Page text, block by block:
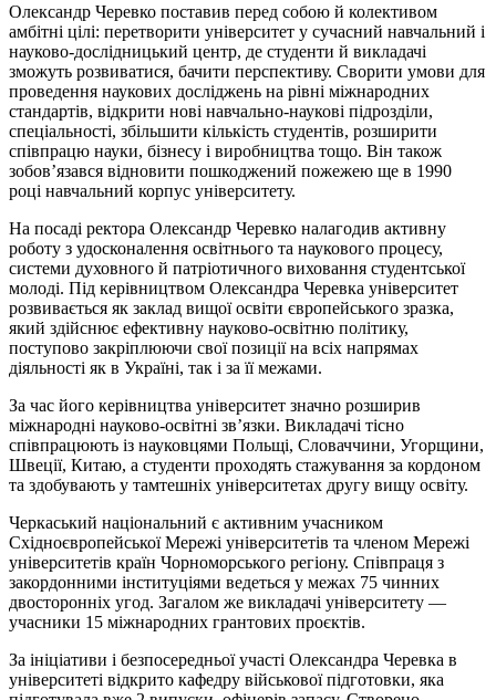
Олександр Черевко поставив перед собою й колективом
амбітні цілі: перетворити університет у сучасний навчальний і
науково-дослідницький центр, де студенти й викладачі
зможуть розвиватися, бачити перспективу. Сворити умови для
проведення наукових досліджень на рівні міжнародних
стандартів, відкрити нові навчально-наукові підрозділи,
спеціальності, збільшити кількість студентів, розширити
співпрацю науки, бізнесу і виробництва тощо. Він також
зобов’язався відновити пошкоджений пожежею ще в 1990
році навчальний корпус університету.
На посаді ректора Олександр Черевко налагодив активну
роботу з удосконалення освітнього та наукового процесу,
системи духовного й патріотичного виховання студентської
молоді. Під керівництвом Олександра Черевка університет
розвивається як заклад вищої освіти європейського зразка,
який здійснює ефективну науково-освітню політику,
поступово закріплюючи свої позиції на всіх напрямах
діяльності як в Україні, так і за її межами.
За час його керівництва університет значно розширив
міжнародні науково-освітні зв’язки. Викладачі тісно
співпрацюють із науковцями Польщі, Словаччини, Угорщини,
Швеції, Китаю, а студенти проходять стажування за кордоном
та здобувають у тамтешніх університетах другу вищу освіту.
Черкаський національний є активним учасником
Східноєвропейської Мережі університетів та членом Мережі
університетів країн Чорноморського регіону. Співпраця з
закордонними інституціями ведеться у межах 75 чинних
двосторонніх угод. Загалом же викладачі університету —
учасники 15 міжнародних грантових проєктів.
За ініціативи і безпосередньої участі Олександра Черевка в
університеті відкрито кафедру військової підготовки, яка